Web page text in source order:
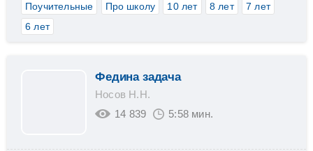
Поучительные
Про школу 10 лет 8 лет
7 лет
6 лет
Федина задача
Носов Н.Н.
14 839
5:58 мин.